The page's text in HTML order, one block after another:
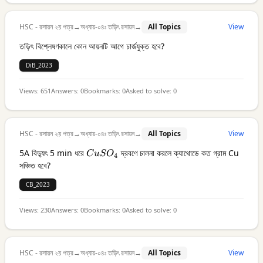
HSC - রসায়ন ২য় পত্র→অধ্যায়-০৪ঃ তড়িৎ রসায়ন→ All Topics View
তড়িৎ বিশ্লেষণকালে কোন আয়নটি আগে চার্জযুক্ত হবে?
DiB_2023
Views: 651Answers: 0Bookmarks: 0Asked to solve: 0
HSC - রসায়ন ২য় পত্র→অধ্যায়-০৪ঃ তড়িৎ রসায়ন→ All Topics View
5A বিদ্যুৎ 5 min ধরে CuSO_4
CuSO4 দ্রবণে চালনা করলে ক্যাথোডে কত গ্রাম Cu
সঞ্চিত হবে?
CB_2023
Views: 230Answers: 0Bookmarks: 0Asked to solve: 0
HSC - রসায়ন ২য় পত্র→অধ্যায়-০৪ঃ তড়িৎ রসায়ন→ All Topics View